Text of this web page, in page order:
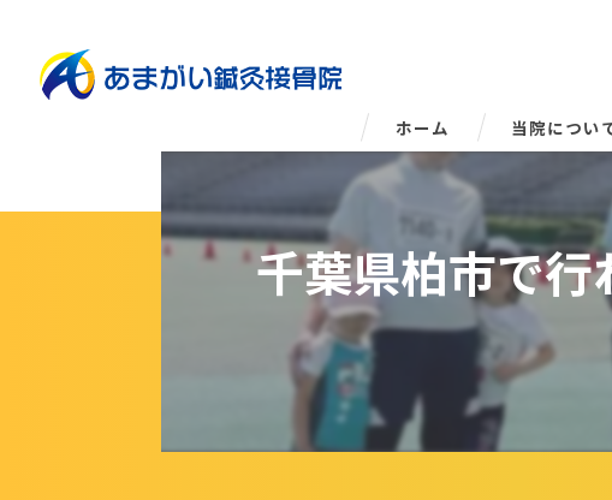
ホーム 当院につい
姿勢矯正に
千葉県柏市で